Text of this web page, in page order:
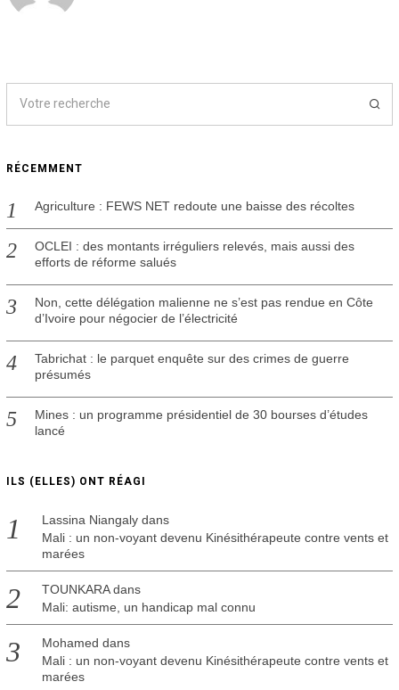
RÉCEMMENT
Agriculture : FEWS NET redoute une baisse des récoltes
OCLEI : des montants irréguliers relevés, mais aussi des
efforts de réforme salués
Non, cette délégation malienne ne s’est pas rendue en Côte
d’Ivoire pour négocier de l’électricité
Tabrichat : le parquet enquête sur des crimes de guerre
présumés
Mines : un programme présidentiel de 30 bourses d’études
lancé
ILS (ELLES) ONT RÉAGI
Lassina Niangalydans
Mali : un non-voyant devenu Kinésithérapeute contre vents et
marées
TOUNKARAdans
Mali: autisme, un handicap mal connu
Mohamed dans
Mali : un non-voyant devenu Kinésithérapeute contre vents et
marées